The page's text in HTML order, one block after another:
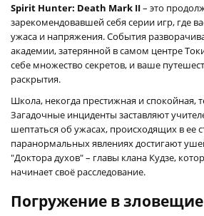
Spirit Hunter: Death Mark II– это
зарекомендовавшей себя серии игр, где
ужаса и напряжения. События
академии, затерянной в самом центре
себе множество секретов, и ваше
раскрытия.
Школа, некогда престижная и спокойная,
Загадочные инциденты заставляют
шептаться об ужасах, происходящих в ее
паранормальных явлениях достигают
"Доктора духов" – главы клана Кудзе,
начинает своё расследование.
Погружение в